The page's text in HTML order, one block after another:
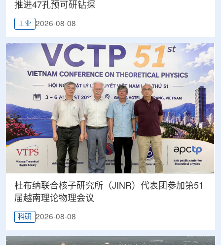
推进47孔预可研钻探
工业 2026-08-08
杜布纳联合核子研究所（JINR）代表团参加第51
届越南理论物理会议
科研 2026-08-08